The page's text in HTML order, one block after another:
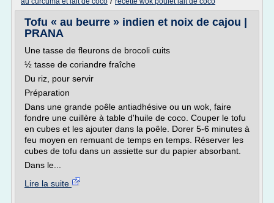
Tofu « au beurre » indien et noix de cajou |
PRANA
Une tasse de fleurons de brocoli cuits
½ tasse de coriandre fraîche
Du riz, pour servir
Préparation
Dans une grande poêle antiadhésive ou un wok, faire
fondre une cuillère à table d'huile de coco. Couper le tofu
en cubes et les ajouter dans la poêle. Dorer 5-6 minutes à
feu moyen en remuant de temps en temps. Réserver les
cubes de tofu dans un assiette sur du papier absorbant.
Dans le...
Lire la suite